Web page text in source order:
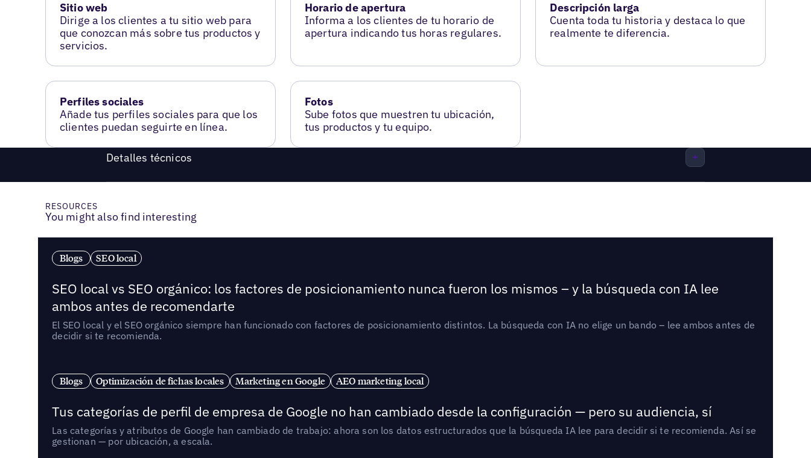
Sitio web
Dirige a los clientes a tu sitio web para
que conozcan más sobre tus productos y
servicios.
Horario de apertura
Informa a los clientes de tu horario de
apertura indicando tus horas regulares.
Descripción larga
Cuenta toda tu historia y destaca lo que
realmente te diferencia.
Perfiles sociales
Añade tus perfiles sociales para que los
clientes puedan seguirte en línea.
Fotos
Sube fotos que muestren tu ubicación,
tus productos y tu equipo.
Detalles técnicos
RESOURCES
You might also find interesting
Blogs SEO local
SEO local vs SEO orgánico: los factores de posicionamiento nunca fueron los mismos – y la búsqueda con IA lee
ambos antes de recomendarte
El SEO local y el SEO orgánico siempre han funcionado con factores de posicionamiento distintos. La búsqueda con IA no elige un bando – lee ambos antes de
decidir si te recomienda.
Blogs Optimización de fichas locales Marketing en Google AEO marketing local
Tus categorías de perfil de empresa de Google no han cambiado desde la configuración — pero su audiencia, sí
Las categorías y atributos de Google han cambiado de trabajo: ahora son los datos estructurados que la búsqueda IA lee para decidir si te recomienda. Así se
gestionan — por ubicación, a escala.